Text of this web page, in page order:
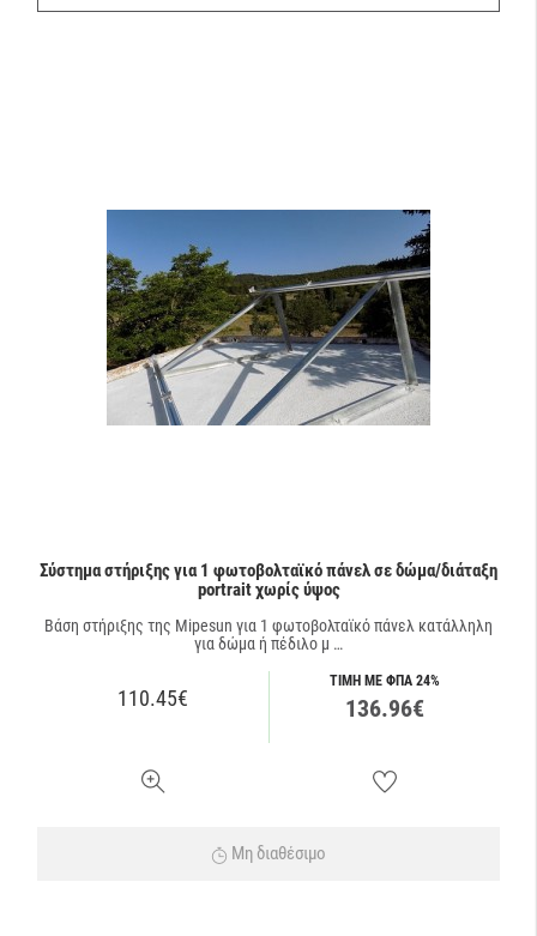
Σύστημα στήριξης για 1 φωτοβολταϊκό πάνελ σε δώμα/διάταξη
portrait χωρίς ύψος
Βάση στήριξης της Mipesun για 1 φωτοβολταϊκό πάνελ κατάλληλη
για δώμα ή πέδιλο μ …
110.45€
ΤΙΜΗ ΜΕ ΦΠΑ 24%
136.96€
Μη διαθέσιμο